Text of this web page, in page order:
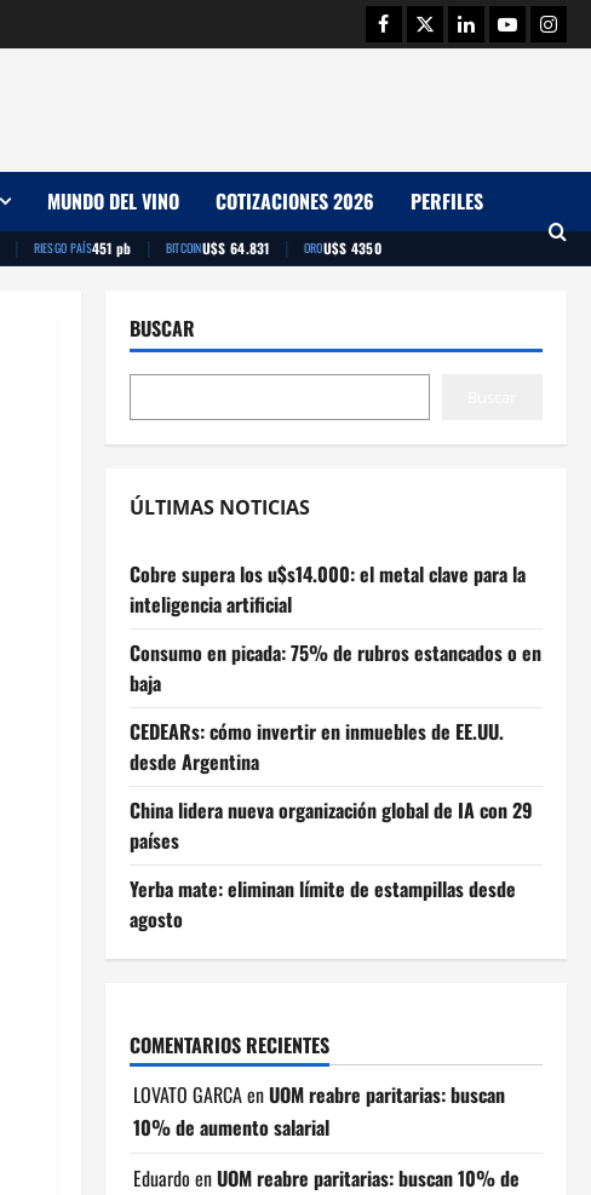
Facebook
TwitterLinkedinYoutube
MUNDO DEL VINO COTIZACIONES 2026 PERFILES
| RIESGO PAÍS451 pb | BITCOINU$S 64.831 | OROU$S 4350
BUSCAR
ÚLTIMAS NOTICIAS
Cobre supera los u$s14.000: el metal clave para la
inteligencia artificial
Consumo en picada: 75% de rubros estancados o en
baja
CEDEARs: cómo invertir en inmuebles de EE.UU.
desde Argentina
China lidera nueva organización global de IA con 29
países
Yerba mate: eliminan límite de estampillas desde
agosto
COMENTARIOS RECIENTES
LOVATO GARCAenUOM reabre paritarias: buscan
10% de aumento salarial
Eduardo enUOM reabre paritarias: buscan 10% de